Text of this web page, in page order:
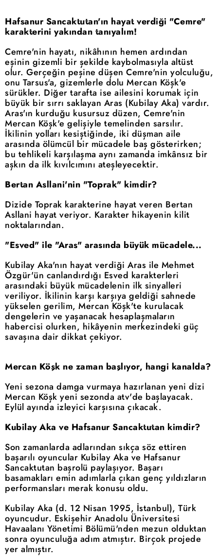
Hafsanur Sancaktutan'ın hayat verdiği "Cemre"
karakterini yakından tanıyalım!
Cemre'nin hayatı, nikâhının hemen ardından
eşinin gizemli bir şekilde kaybolmasıyla altüst
olur. Gerçeğin peşine düşen Cemre'nin yolculuğu,
onu Tarsus'a, gizemlerle dolu Mercan Köşk'e
sürükler. Diğer tarafta ise ailesini korumak için
büyük bir sırrı saklayan Aras (Kubilay Aka) vardır.
Aras'ın kurduğu kusursuz düzen, Cemre'nin
Mercan Köşk'e gelişiyle temelinden sarsılır.
İkilinin yolları kesiştiğinde, iki düşman aile
arasında ölümcül bir mücadele baş gösterirken;
bu tehlikeli karşılaşma aynı zamanda imkânsız bir
aşkın da ilk kıvılcımını ateşleyecektir.
Bertan Asllani'nin "Toprak" kimdir?
Dizide Toprak karakterine hayat veren Bertan
Asllani hayat veriyor. Karakter hikayenin kilit
noktalarından.
"Esved" ile "Aras" arasında büyük mücadele...
Kubilay Aka'nın hayat verdiği Aras ile Mehmet
Özgür'ün canlandırdığı Esved karakterleri
arasındaki büyük mücadelenin ilk sinyalleri
veriliyor. İkilinin karşı karşıya geldiği sahnede
yükselen gerilim, Mercan Köşk'te kurulacak
dengelerin ve yaşanacak hesaplaşmaların
habercisi olurken, hikâyenin merkezindeki güç
savaşına dair dikkat çekiyor.
Mercan Köşk ne zaman başlıyor, hangi kanalda?
Yeni sezona damga vurmaya hazırlanan yeni dizi
Mercan Köşk yeni sezonda atv'de başlayacak.
Eylül ayında izleyici karşısına çıkacak.
Kubilay Aka ve Hafsanur Sancaktutan kimdir?
Son zamanlarda adlarından sıkça söz ettiren
başarılı oyuncular Kubilay Aka ve Hafsanur
Sancaktutan başrolü paylaşıyor. Başarı
basamakları emin adımlarla çıkan genç yıldızların
performansları merak konusu oldu.
Kubilay Aka (d. 12 Nisan 1995, İstanbul), Türk
oyuncudur. Eskişehir Anadolu Üniversitesi
Havaalanı Yönetimi Bölümü'nden mezun olduktan
sonra oyunculuğa adım atmıştır. Birçok projede
yer almıştır.